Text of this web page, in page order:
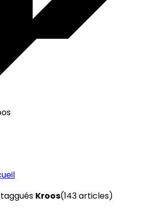
Kroos(143articles)